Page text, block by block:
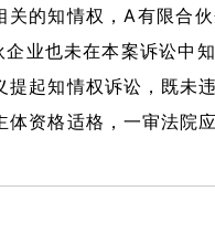
的知情权，A有限合
业也未在本案诉讼中
起知情权诉讼，既未
资格适格，一审法院